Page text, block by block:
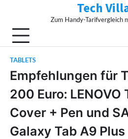
content
Tech
Zum Handy-Tarifvergleich
TABLETS
Empfehlungen für
200 Euro: LENOVO
Cover + Pen und
Galaxy Tab A9 Plus